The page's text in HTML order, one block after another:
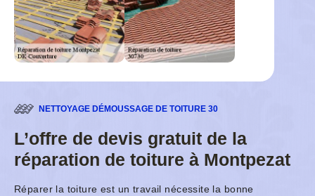
NETTOYAGE DÉMOUSSAGE DE TOITURE 30
L’offre de devis gratuit de la
réparation de toiture à Montpezat
Réparer la toiture est un travail nécessite la bonne